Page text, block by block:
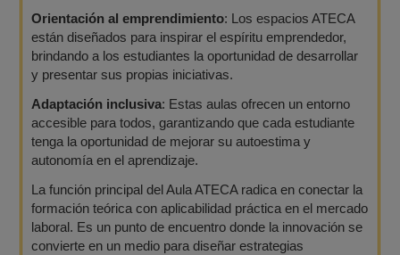
Orientación al emprendimiento: Los espacios ATECA
están diseñados para inspirar el espíritu emprendedor,
brindando a los estudiantes la oportunidad de desarrollar
y presentar sus propias iniciativas.
Adaptación inclusiva: Estas aulas ofrecen un entorno
accesible para todos, garantizando que cada estudiante
tenga la oportunidad de mejorar su autoestima y
autonomía en el aprendizaje.
La función principal del Aula ATECA radica en conectar la
formación teórica con aplicabilidad práctica en el mercado
laboral. Es un punto de encuentro donde la innovación se
convierte en un medio para diseñar estrategias